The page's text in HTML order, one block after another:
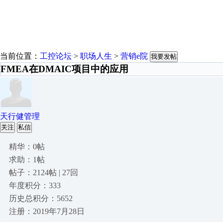
当前位置： 工控论坛 > 职场人生 > 营销e院 我要发帖
FMEA在DMAIC项目中的应用
天行健管理
关注 私信
精华：0帖
求助：1帖
帖子：2124帖 | 27回
年度积分：333
历史总积分：5652
注册：2019年7月28日